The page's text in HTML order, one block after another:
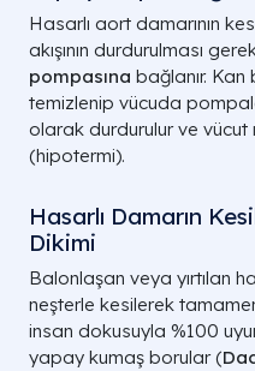
Hasarlı aort damarının
akışının durdurulması
pompasına bağlanır. Kan
temizlenip vücuda
olarak durdurulur ve vücut
(hipotermi).
Hasarlı Damarın
Dikimi
Balonlaşan veya yırtılan
neşterle kesilerek tamamen
insan dokusuyla %100
yapay kumaş borular (